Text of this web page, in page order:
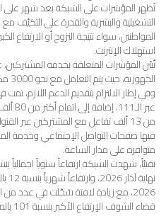
تُظهر المؤشرات على الشبكة بعد شهر على
التشغيلية والبشرية والقدرة على التكيّف مع
المواطنين، سواء نتيجة النزوح أو
استهلاك الإنترنت.
تُبيّن المؤشرات المتعلقة بخدمة
عبر
من 13 ألف تفاعل مع المشتركين عبر
فيها صفحات التواصل الإجتماعي وخدمة
متوافرة على مدار الساعة.
2026، مع زيادة لافتة سُجّلت في عدد